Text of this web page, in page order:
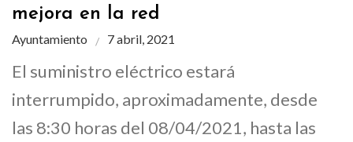
mejora en la red
Ayuntamiento 7 abril, 2021
El suministro eléctrico estará
interrumpido, aproximadamente, desde
las 8:30 horas del 08/04/2021, hasta las